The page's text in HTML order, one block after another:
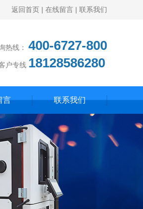
返回首页 | 在线留言 | 联系我们
热线： 400-6727-800
户专线 18128586280
言 联系我们